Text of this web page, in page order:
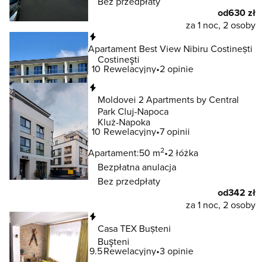
od630 zł
za 1 noc, 2 osoby
Apartament Best View Nibiru Costinești
Costineşti
10 Rewelacyjny 2 opinie
Moldovei 2 Apartments by Central
Park Cluj-Napoca
Kluż-Napoka
10 Rewelacyjny 7 opinii
Apartament:50 m2 2 łóżka
Bezpłatna anulacja
Bez przedpłaty
od342 zł
za 1 noc, 2 osoby
Casa TEX Bușteni
Buşteni
9.5Rewelacyjny 3 opinie